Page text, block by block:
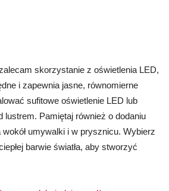
skorzystanie z oświetlenia LED,
i zapewnia jasne, równomierne
sufitowe oświetlenie LED lub
lustrem. Pamiętaj również o dodaniu
umywalki i w prysznicu. Wybierz
barwie światła, aby stworzyć